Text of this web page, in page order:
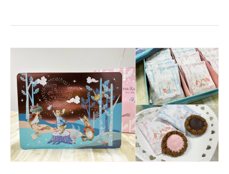
送
佳
選
擇
比
得
兔
星
熠
熠
餅